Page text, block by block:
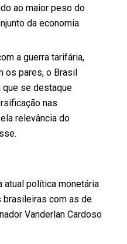
ao maior peso do
da economia.
a guerra tarifária,
os pares, o Brasil
que se destaque
nas
relevância do
atual política monetária
brasileiras com as de
Vanderlan Cardoso